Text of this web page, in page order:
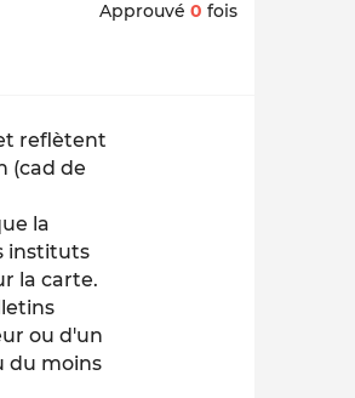
Approuvé 0 fois
reflètent
(cad de
la
instituts
la carte.
ou d'un
du moins